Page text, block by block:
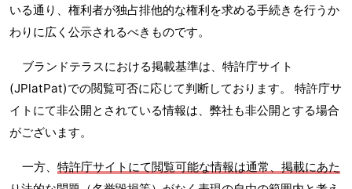
いる通り、権利者が独占排他的な権利を求める手続きを行うか
わりに広く公示されるべきものです。
ブランドテラスにおける掲載基準は、特許庁サイト
(JPlatPat)での閲覧可否に応じて判断しております。 特許庁サ
イトにて非公開とされている情報は、弊社も非公開とする場合
がございます。
一方、 特許庁サイトにて閲覧可能な情報は通常、掲載にあた